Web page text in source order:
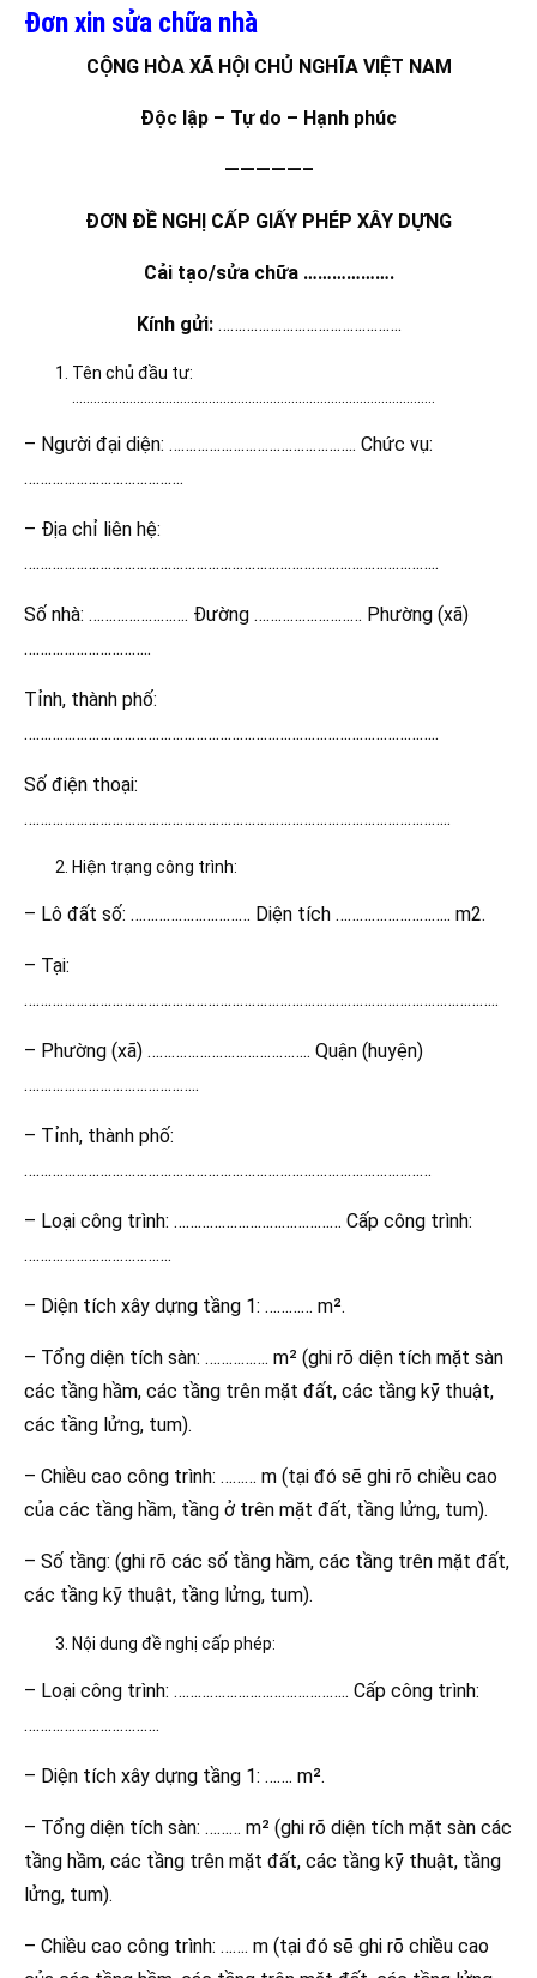
Đơn xin sửa chữa nhà
CỘNG HÒA XÃ HỘI CHỦ NGHĨA VIỆT NAM
Độc lập – Tự do – Hạnh phúc
—————–
ĐƠN ĐỀ NGHỊ CẤP GIẤY PHÉP XÂY DỰNG
Cải tạo/sửa chữa ……………….
Kính gửi:……………………………………….
Tên chủ đầu tư:
………………………………………………………………………………………..
– Người đại diện: ……………………………………….. Chức vụ:
………………………………….
– Địa chỉ liên hệ:
…………………………………………………………………………………………..
Số nhà: ……………………. Đường ……………………… Phường (xã)
…………………………..
Tỉnh, thành phố:
…………………………………………………………………………………………..
Số điện thoại:
……………………………………………………………………………………………..
Hiện trạng công trình:
– Lô đất số: ………………………… Diện tích ……………………….. m2.
– Tại:
………………………………………………………………………………………………………..
– Phường (xã) ………………………………….. Quận (huyện)
……………………………………..
– Tỉnh, thành phố:
…………………………………………………………………………………………
– Loại công trình: …………………………………… Cấp công trình:
……………………………….
– Diện tích xây dựng tầng 1: ………… m².
– Tổng diện tích sàn: ……………. m² (ghi rõ diện tích mặt sàn
các tầng hầm, các tầng trên mặt đất, các tầng kỹ thuật,
các tầng lửng, tum).
– Chiều cao công trình: ……… m (tại đó sẽ ghi rõ chiều cao
của các tầng hầm, tầng ở trên mặt đất, tầng lửng, tum).
– Số tầng: (ghi rõ các số tầng hầm, các tầng trên mặt đất,
các tầng kỹ thuật, tầng lửng, tum).
Nội dung đề nghị cấp phép:
– Loại công trình: …………………………………….. Cấp công trình:
…………………………….
– Diện tích xây dựng tầng 1: ……. m².
– Tổng diện tích sàn: ……… m² (ghi rõ diện tích mặt sàn các
tầng hầm, các tầng trên mặt đất, các tầng kỹ thuật, tầng
lửng, tum).
– Chiều cao công trình: ……. m (tại đó sẽ ghi rõ chiều cao